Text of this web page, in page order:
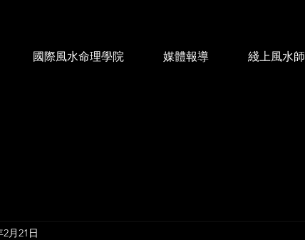
國際風水命理學院 媒體報導 綫上風水師
2月21日